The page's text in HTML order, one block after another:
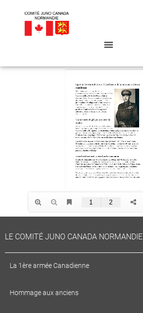
LE COMITÉ JUNO CANADA NORMANDIE
La 1ère armée Canadienne
Hommage aux anciens